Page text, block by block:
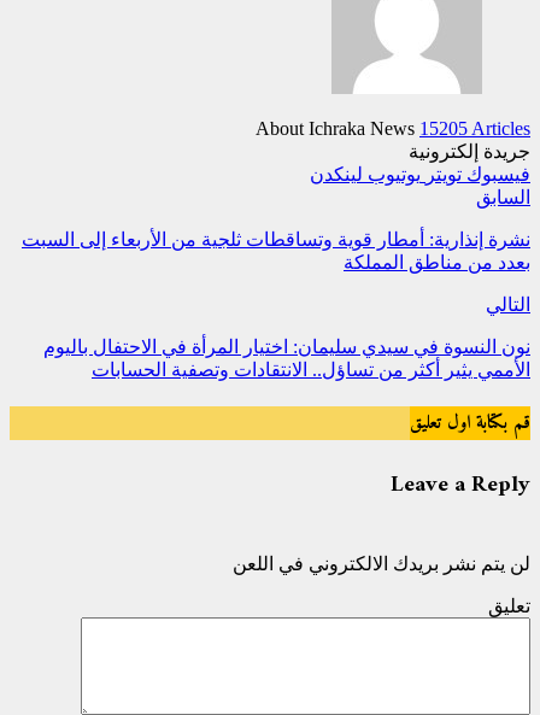
About Ichraka News 15205 Articles
جريدة إلكترونية
فيسبوك تويتر يوتيوب لينكدن
السابق
نشرة إنذارية: أمطار قوية وتساقطات ثلجية من الأربعاء إلى السبت
بعدد من مناطق المملكة
التالي
نون النسوة في سيدي سليمان: اختيار المرأة في الاحتفال باليوم
الأممي يثير أكثر من تساؤل.. الانتقادات وتصفية الحسابات
قم بكتابة اول تعليق
Leave a Reply
لن يتم نشر بريدك الالكتروني في اللعن
تعليق